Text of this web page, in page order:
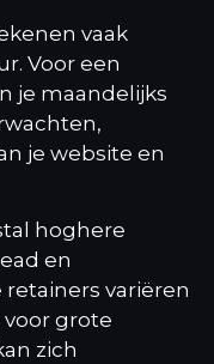
vaak
Voor een
je maandelijks
je website en
hoghere
en
variëren
voor grote
zich